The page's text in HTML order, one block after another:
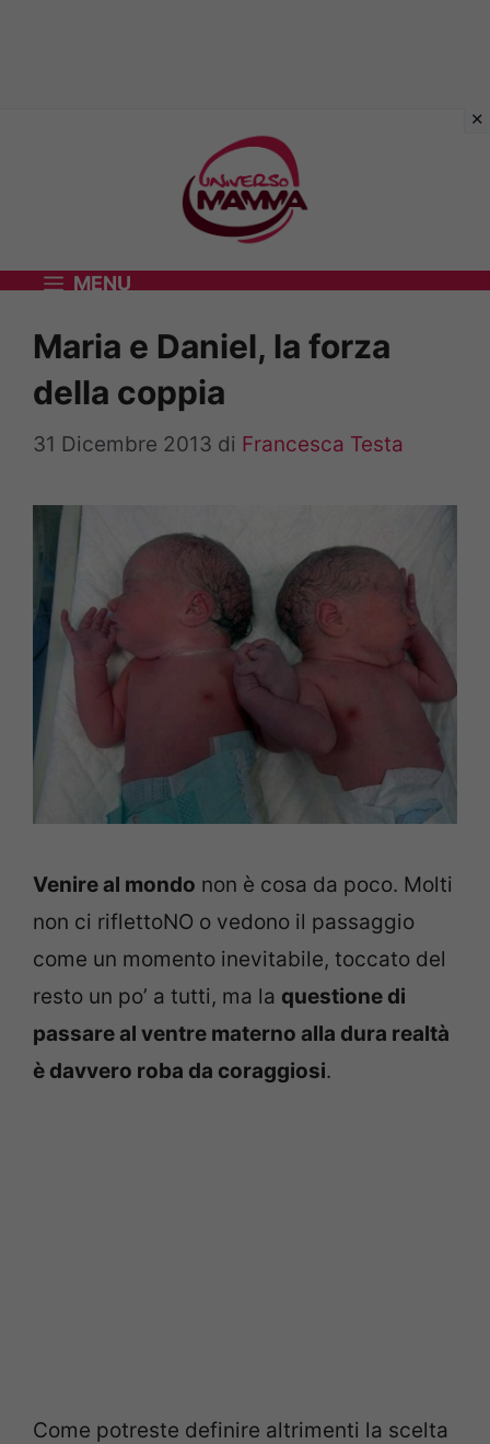
MENU
Maria e Daniel, la forza
della coppia
31 Dicembre 2013 di Francesca Testa
Venire al mondo non è cosa da poco. Molti
non ci riflettoNO o vedono il passaggio
come un momento inevitabile, toccato del
resto un po’ a tutti, ma la questione di
passare al ventre materno alla dura realtà
è davvero roba da coraggiosi.
Come potreste definire altrimenti la scelta